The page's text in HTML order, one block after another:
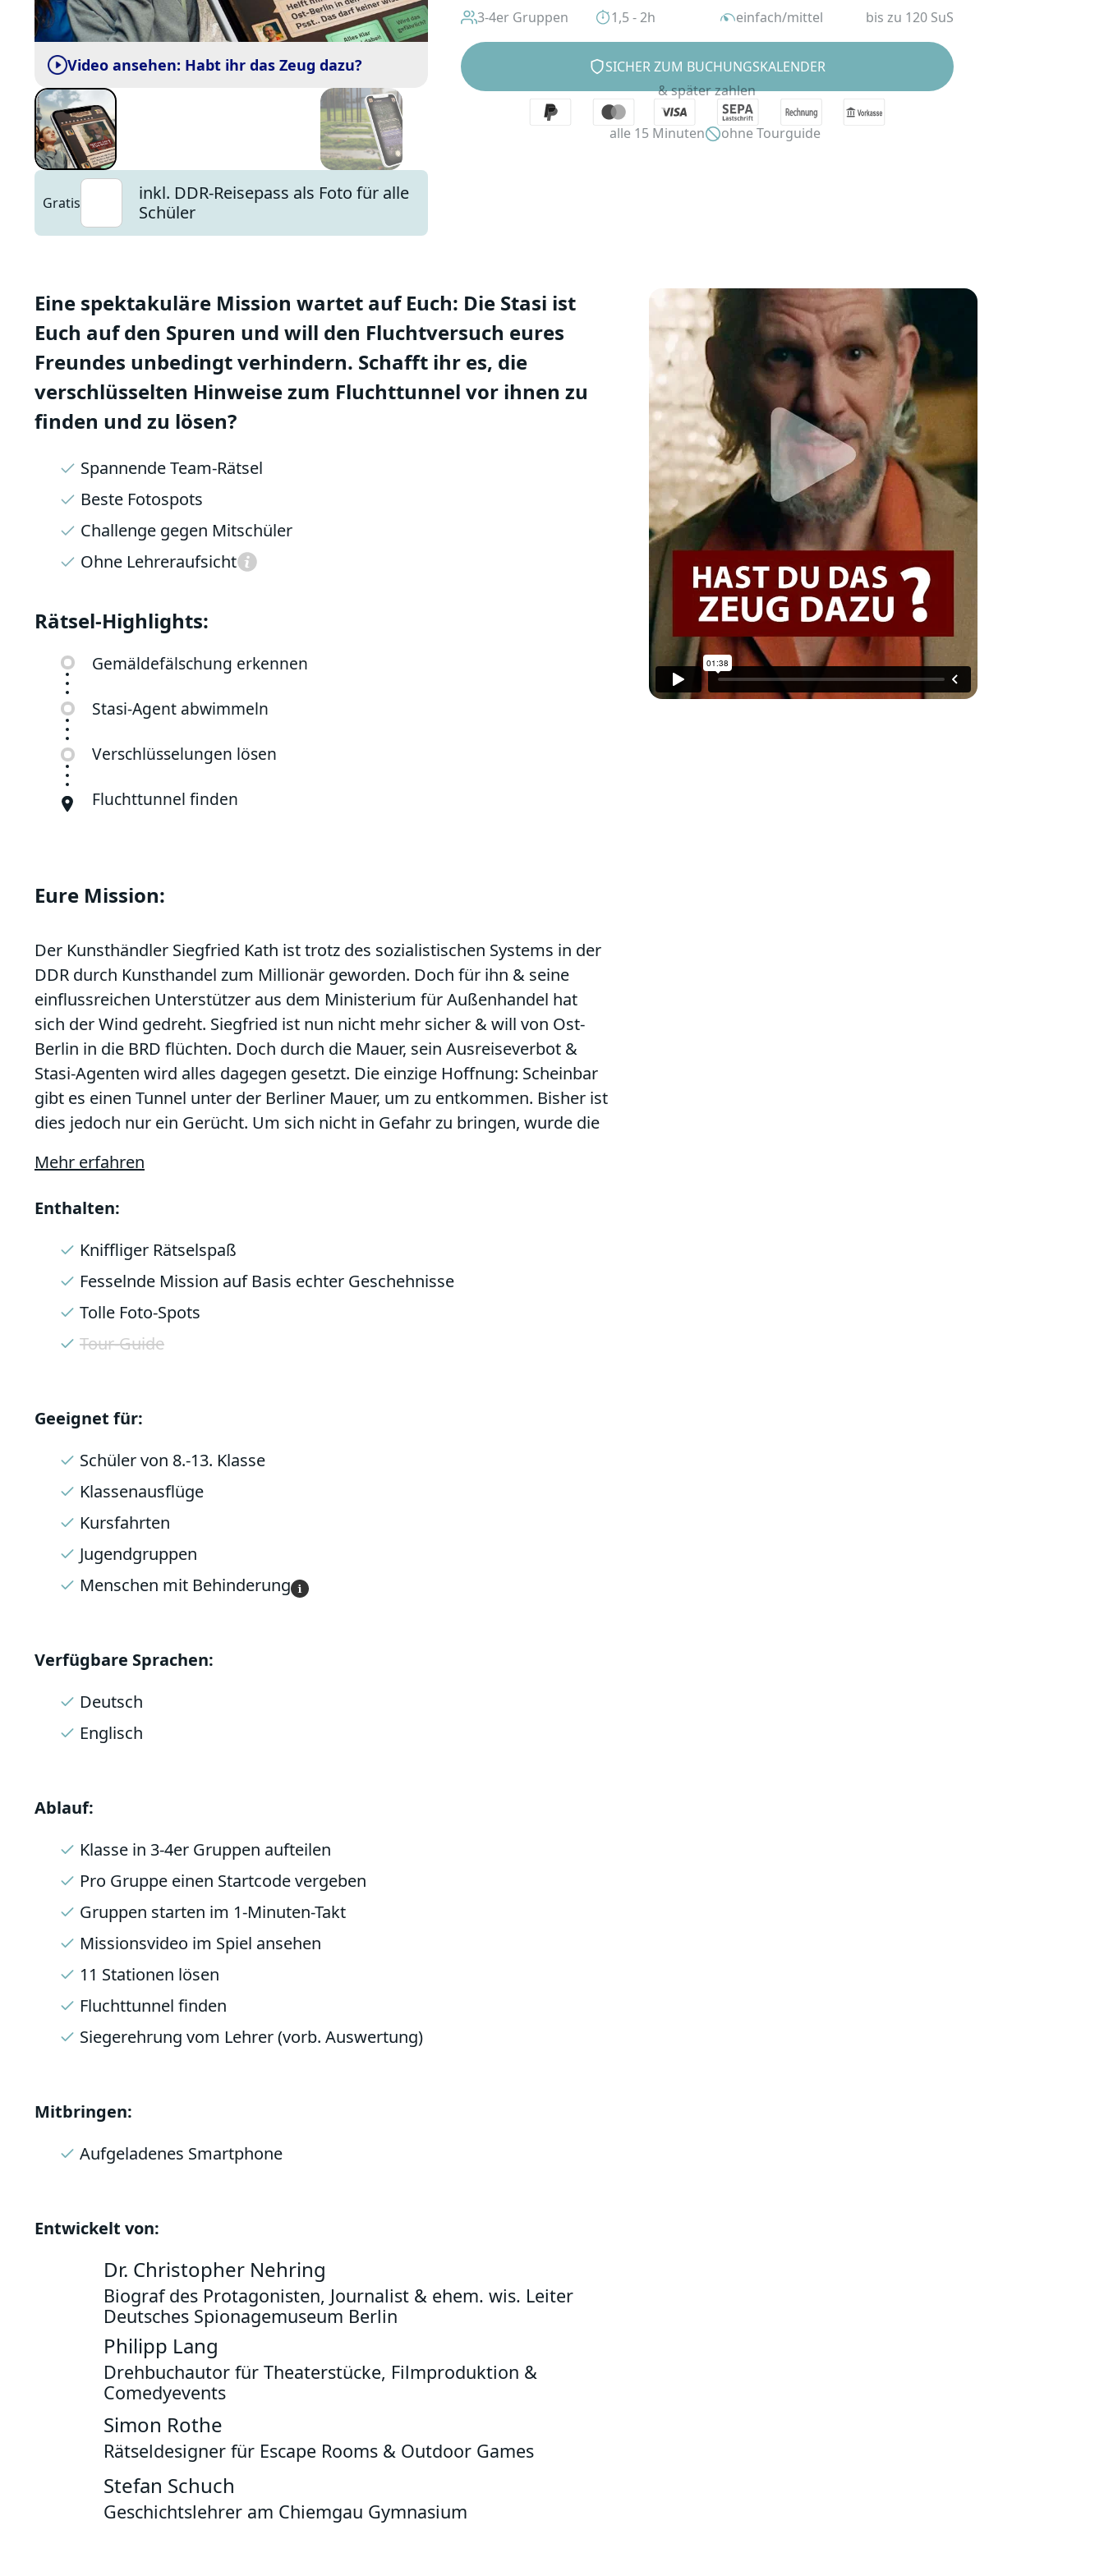
Video ansehen: Habt ihr das Zeug dazu?
Gratis
inkl. DDR-Reisepass als Foto für alle
Schüler
3-4er Gruppen 1,5 - 2h einfach/mittel bis zu 120 SuS
SICHER ZUM BUCHUNGSKALENDER
& später zahlen
alle 15 Minuten ohne Tourguide
Eine spektakuläre Mission wartet auf Euch: Die Stasi ist
Euch auf den Spuren und will den Fluchtversuch eures
Freundes unbedingt verhindern. Schafft ihr es, die
verschlüsselten Hinweise zum Fluchttunnel vor ihnen zu
finden und zu lösen?
Spannende Team-Rätsel
Beste Fotospots
Challenge gegen Mitschüler
Ohne Lehreraufsicht
Rätsel-Highlights:
Gemäldefälschung erkennen
Stasi-Agent abwimmeln
Verschlüsselungen lösen
Fluchttunnel finden
Eure Mission:
Der Kunsthändler Siegfried Kath ist trotz des sozialistischen Systems in der
DDR durch Kunsthandel zum Millionär geworden. Doch für ihn & seine
einflussreichen Unterstützer aus dem Ministerium für Außenhandel hat
sich der Wind gedreht. Siegfried ist nun nicht mehr sicher & will von Ost-
Berlin in die BRD flüchten. Doch durch die Mauer, sein Ausreiseverbot &
Stasi-Agenten wird alles dagegen gesetzt. Die einzige Hoffnung: Scheinbar
gibt es einen Tunnel unter der Berliner Mauer, um zu entkommen. Bisher ist
dies jedoch nur ein Gerücht. Um sich nicht in Gefahr zu bringen, wurde die
Kath, die Hinweise zu finden & zu entschlüsseln. Die Zeit drängt! Die Stasi-
Agenten sind Euch auf den Fersen, um den Tunnel vor Euch zu finden. Der
Weg führt Euch entlang der spannendsten Ecken von Berlins Mauerstreifen.
Während ihr die Hinweise verfolgt, erfahrt ihr von echten Erlebnissen der
Geschichte der DRR. Somit ist dieses Abenteuer auch für alle Schüler in der
Mehr erfahren
Enthalten:
Kniffliger Rätselspaß
Fesselnde Mission auf Basis echter Geschehnisse
Tolle Foto-Spots
Tour-Guide
Geeignet für:
Schüler von 8.-13. Klasse
Klassenausflüge
Kursfahrten
Jugendgruppen
Menschen mit Behinderung i
Verfügbare Sprachen:
Deutsch
Englisch
Ablauf:
Klasse in 3-4er Gruppen aufteilen
Pro Gruppe einen Startcode vergeben
Gruppen starten im 1-Minuten-Takt
Missionsvideo im Spiel ansehen
11 Stationen lösen
Fluchttunnel finden
Siegerehrung vom Lehrer (vorb. Auswertung)
Mitbringen:
Aufgeladenes Smartphone
Entwickelt von:
Dr. Christopher Nehring
Biograf des Protagonisten, Journalist & ehem. wis. Leiter
Deutsches Spionagemuseum Berlin
Philipp Lang
Drehbuchautor für Theaterstücke, Filmproduktion &
Comedyevents
Simon Rothe
Rätseldesigner für Escape Rooms & Outdoor Games
Stefan Schuch
Geschichtslehrer am Chiemgau Gymnasium